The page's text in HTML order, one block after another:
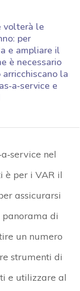
volterà le
per
e ampliare il
è necessario
la
e
nel
è per i VAR il
assicurarsi
panorama di
un numero
strumenti di
e utilizzare al